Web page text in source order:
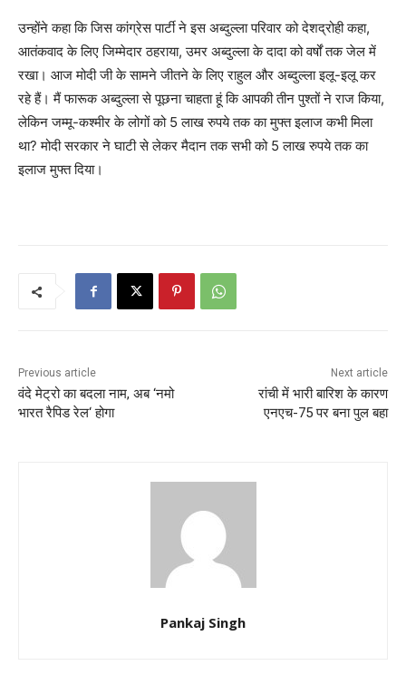
उन्होंने कहा कि जिस कांग्रेस पार्टी ने इस अब्दुल्ला परिवार को देशद्रोही कहा,
आतंकवाद के लिए जिम्मेदार ठहराया, उमर अब्दुल्ला के दादा को वर्षों तक जेल में
रखा। आज मोदी जी के सामने जीतने के लिए राहुल और अब्दुल्ला इलू-इलू कर
रहे हैं। मैं फारूक अब्दुल्ला से पूछना चाहता हूं कि आपकी तीन पुश्तों ने राज किया,
लेकिन जम्मू-कश्मीर के लोगों को 5 लाख रुपये तक का मुफ्त इलाज कभी मिला
था? मोदी सरकार ने घाटी से लेकर मैदान तक सभी को 5 लाख रुपये तक का
इलाज मुफ्त दिया।
Previous article
वंदे मेट्रो का बदला नाम, अब ‘नमो
भारत रैपिड रेल‘ होगा
Next article
रांची में भारी बारिश के कारण
एनएच-75 पर बना पुल बहा
Pankaj Singh